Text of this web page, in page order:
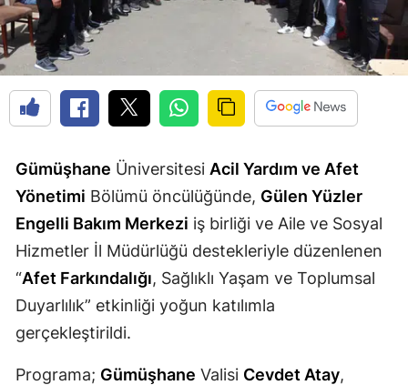
Erzincan
Eskişehir
Gaziantep
Giresun
Gümüşhane
Hakkari
Hatay
Isparta
Gümüşhane Üniversitesi Acil Yardım ve Afet
Yönetimi Bölümü öncülüğünde, Gülen Yüzler
Engelli Bakım Merkezi iş birliği ve Aile ve Sosyal
Hizmetler İl Müdürlüğü destekleriyle düzenlenen
“Afet Farkındalığı, Sağlıklı Yaşam ve Toplumsal
Duyarlılık” etkinliği yoğun katılımla
gerçekleştirildi.
Programa; Gümüşhane Valisi Cevdet Atay,